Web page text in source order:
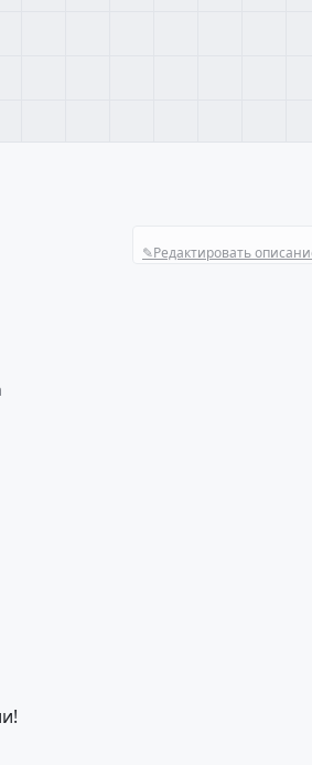
✎Редактировать